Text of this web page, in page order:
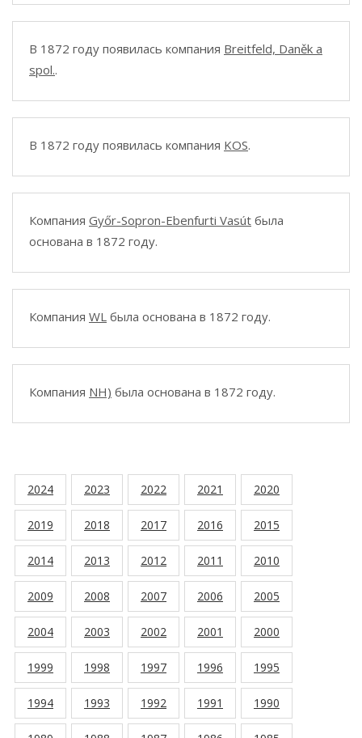
В 1872 году появилась компания Breitfeld, Daněk a
spol..
В 1872 году появилась компания KOS.
Компания Győr-Sopron-Ebenfurti Vasút была
основана в 1872 году.
Компания WL была основана в 1872 году.
Компания NH) была основана в 1872 году.
2024 2023 2022 2021 2020
2019 2018 2017 2016 2015
2014 2013 2012 2011 2010
2009 2008 2007 2006 2005
2004 2003 2002 2001 2000
1999 1998 1997 1996 1995
1994 1993 1992 1991 1990